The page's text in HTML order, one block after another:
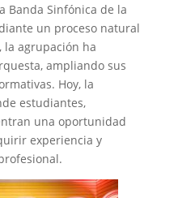
Banda Sinfónica de la
un proceso natural
agrupación ha
ampliando sus
Hoy, la
estudiantes,
una oportunidad
experiencia y